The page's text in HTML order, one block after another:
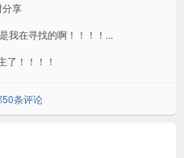
分享
我在寻找的啊！！！！...
了！！！！
条评论